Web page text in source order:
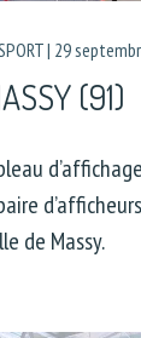
| 29
(91)
de Massy.